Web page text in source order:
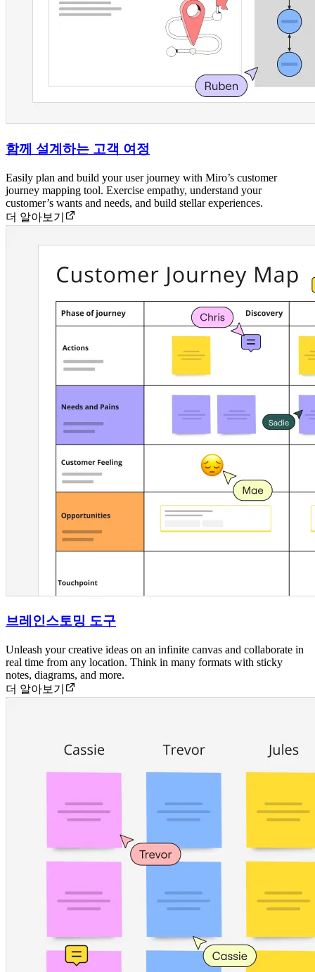
함께 설계하는 고객 여정
Easily plan and build your user journey with Miro’s customer
journey mapping tool. Exercise empathy, understand your
customer’s wants and needs, and build stellar experiences.
더 알아보기
브레인스토밍 도구
Unleash your creative ideas on an infinite canvas and collaborate in
real time from any location. Think in many formats with sticky
notes, diagrams, and more.
더 알아보기